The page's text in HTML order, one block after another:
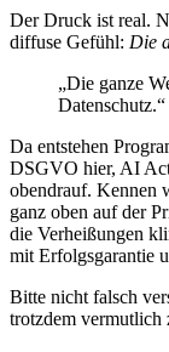
Der Druck ist real.
diffuse Gefühl: Die
„Die ganze
Datenschutz.“
Da entstehen
DSGVO hier, AI
obendrauf. Kennen
ganz oben auf der
die Verheißungen
mit Erfolgsgarantie
Bitte nicht falsch
trotzdem vermutlich